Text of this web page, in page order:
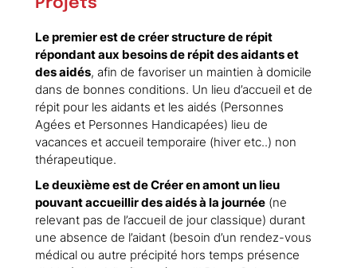
Le premier est de créer structure de répit
répondant aux besoins de répit des aidants et
des aidés, afin de favoriser un maintien à domicile
dans de bonnes conditions. Un lieu d’accueil et de
répit pour les aidants et les aidés (Personnes
Agées et Personnes Handicapées) lieu de
vacances et accueil temporaire (hiver etc..) non
thérapeutique.
Le deuxième est de Créer en amont un lieu
pouvant accueillir des aidés à la journée(ne
relevant pas de l’accueil de jour classique) durant
une absence de l’aidant (besoin d’un rendez-vous
médical ou autre précipité hors temps présence